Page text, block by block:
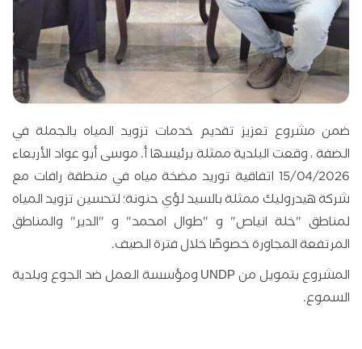
ضمن مشروع تعزيز تقديم خدمات تزويد المياه بالجملة في
الضفة ، وقعت البلدية ممثلة برئيسها أ. موسى أبو عواد الأربعاء
15/04/2026 اتفاقية توريد مضخة مياه في منطقة رافات مع
شركة هيدروليك ممثلة بالسيد لؤي حنونة؛ لتحسين تزويد المياه
لمناطق "خلة انياص" و "طوال امحمد" و "الدير" والمناطق
المرتفعة المجاورة خصوصًا خلال فترة الصيف.
المشروع بتمويل من UNDP ومؤسسة العمل ضد الجوع وبلدية
السموع.